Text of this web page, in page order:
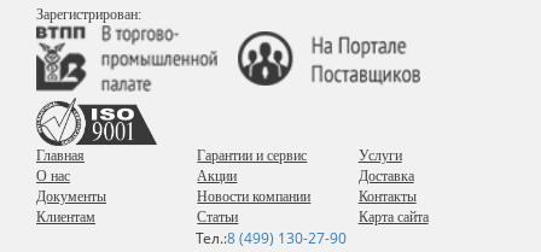
Зарегистрирован:
Главная
О нас
Документы
Клиентам
Гарантии и сервис
Акции
Новости компании
Статьи
Услуги
Доставка
Контакты
Карта сайта
Тел.:8 (499) 130-27-90